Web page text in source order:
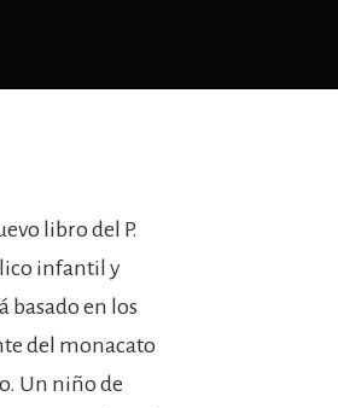
libro del P.
infantil y
basado en los
del monacato
Un niño de